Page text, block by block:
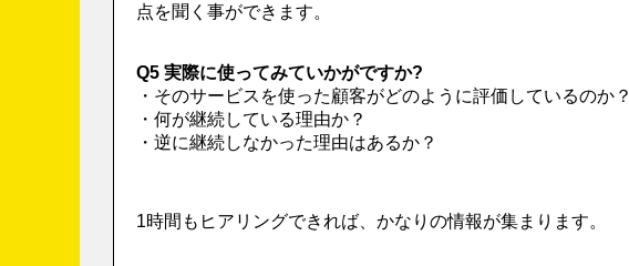
点を聞く事ができます。
Q5 実際に使ってみていかがですか?
・そのサービスを使った顧客がどのように評価しているのか？
・何が継続している理由か？
・逆に継続しなかった理由はあるか？
1時間もヒアリングできれば、かなりの情報が集まります。